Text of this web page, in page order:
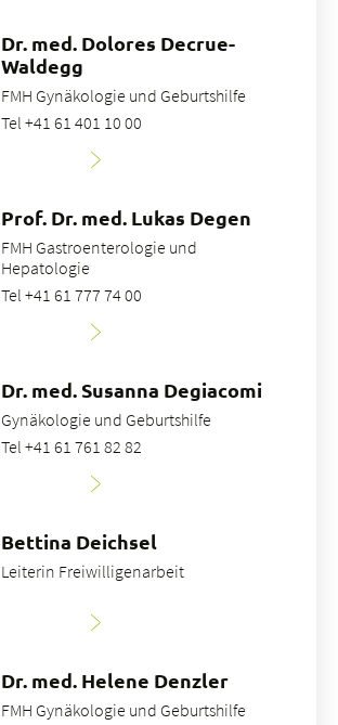
Dr. med. Dolores Decrue-
Waldegg
FMH Gynäkologie und Geburtshilfe
Tel +41 61 401 10 00
Prof. Dr. med. Lukas Degen
FMH Gastroenterologie und
Hepatologie
Tel +41 61 777 74 00
Dr. med. Susanna Degiacomi
Gynäkologie und Geburtshilfe
Tel +41 61 761 82 82
Bettina Deichsel
Leiterin Freiwilligenarbeit
Dr. med. Helene Denzler
FMH Gynäkologie und Geburtshilfe